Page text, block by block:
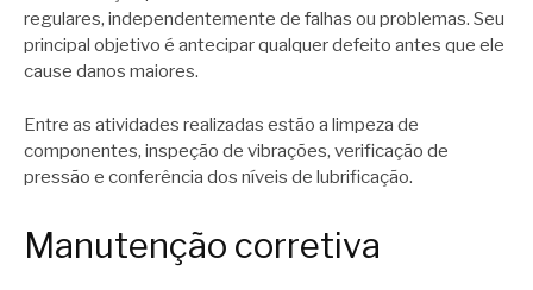
regulares, independentemente de falhas ou problemas. Seu
principal objetivo é antecipar qualquer defeito antes que ele
cause danos maiores.
Entre as atividades realizadas estão a limpeza de
componentes, inspeção de vibrações, verificação de
pressão e conferência dos níveis de lubrificação.
Manutenção corretiva